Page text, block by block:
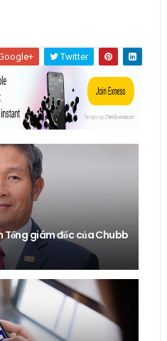
Twitter
Tổng giám đốc của Chubb